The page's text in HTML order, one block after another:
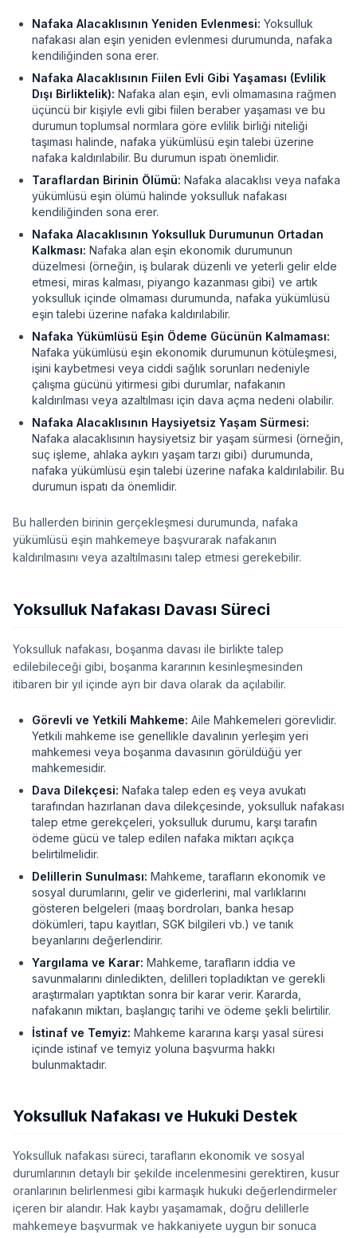
Nafaka Alacaklısının Yeniden Evlenmesi: Yoksulluk
nafakası alan eşin yeniden evlenmesi durumunda, nafaka
kendiliğinden sona erer.
Nafaka Alacaklısının Fiilen Evli Gibi Yaşaması (Evlilik
Dışı Birliktelik): Nafaka alan eşin, evli olmamasına rağmen
üçüncü bir kişiyle evli gibi fiilen beraber yaşaması ve bu
durumun toplumsal normlara göre evlilik birliği niteliği
taşıması halinde, nafaka yükümlüsü eşin talebi üzerine
nafaka kaldırılabilir. Bu durumun ispatı önemlidir.
Taraflardan Birinin Ölümü: Nafaka alacaklısı veya nafaka
yükümlüsü eşin ölümü halinde yoksulluk nafakası
kendiliğinden sona erer.
Nafaka Alacaklısının Yoksulluk Durumunun Ortadan
Kalkması: Nafaka alan eşin ekonomik durumunun
düzelmesi (örneğin, iş bularak düzenli ve yeterli gelir elde
etmesi, miras kalması, piyango kazanması gibi) ve artık
yoksulluk içinde olmaması durumunda, nafaka yükümlüsü
eşin talebi üzerine nafaka kaldırılabilir.
Nafaka Yükümlüsü Eşin Ödeme Gücünün Kalmaması:
Nafaka yükümlüsü eşin ekonomik durumunun kötüleşmesi,
işini kaybetmesi veya ciddi sağlık sorunları nedeniyle
çalışma gücünü yitirmesi gibi durumlar, nafakanın
kaldırılması veya azaltılması için dava açma nedeni olabilir.
Nafaka Alacaklısının Haysiyetsiz Yaşam Sürmesi:
Nafaka alacaklısının haysiyetsiz bir yaşam sürmesi (örneğin,
suç işleme, ahlaka aykırı yaşam tarzı gibi) durumunda,
nafaka yükümlüsü eşin talebi üzerine nafaka kaldırılabilir. Bu
durumun ispatı da önemlidir.
Bu hallerden birinin gerçekleşmesi durumunda, nafaka
yükümlüsü eşin mahkemeye başvurarak nafakanın
kaldırılmasını veya azaltılmasını talep etmesi gerekebilir.
Yoksulluk Nafakası Davası Süreci
Yoksulluk nafakası, boşanma davası ile birlikte talep
edilebileceği gibi, boşanma kararının kesinleşmesinden
itibaren bir yıl içinde ayrı bir dava olarak da açılabilir.
Görevli ve Yetkili Mahkeme: Aile Mahkemeleri görevlidir.
Yetkili mahkeme ise genellikle davalının yerleşim yeri
mahkemesi veya boşanma davasının görüldüğü yer
mahkemesidir.
Dava Dilekçesi: Nafaka talep eden eş veya avukatı
tarafından hazırlanan dava dilekçesinde, yoksulluk nafakası
talep etme gerekçeleri, yoksulluk durumu, karşı tarafın
ödeme gücü ve talep edilen nafaka miktarı açıkça
belirtilmelidir.
Delillerin Sunulması: Mahkeme, tarafların ekonomik ve
sosyal durumlarını, gelir ve giderlerini, mal varlıklarını
gösteren belgeleri (maaş bordroları, banka hesap
dökümleri, tapu kayıtları, SGK bilgileri vb.) ve tanık
beyanlarını değerlendirir.
Yargılama ve Karar: Mahkeme, tarafların iddia ve
savunmalarını dinledikten, delilleri topladıktan ve gerekli
araştırmaları yaptıktan sonra bir karar verir. Kararda,
nafakanın miktarı, başlangıç tarihi ve ödeme şekli belirtilir.
İstinaf ve Temyiz: Mahkeme kararına karşı yasal süresi
içinde istinaf ve temyiz yoluna başvurma hakkı
bulunmaktadır.
Yoksulluk Nafakası ve Hukuki Destek
Yoksulluk nafakası süreci, tarafların ekonomik ve sosyal
durumlarının detaylı bir şekilde incelenmesini gerektiren, kusur
oranlarının belirlenmesi gibi karmaşık hukuki değerlendirmeler
içeren bir alandır. Hak kaybı yaşamamak, doğru delillerle
mahkemeye başvurmak ve hakkaniyete uygun bir sonuca